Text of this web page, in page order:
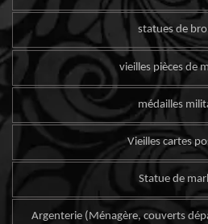
statues de
vieilles pièces de
médailles
Vieilles cartes
Statue de
Argenterie (Ménagère, couverts